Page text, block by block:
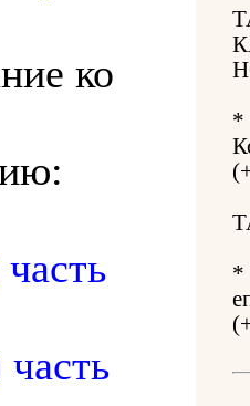
ко
*
*